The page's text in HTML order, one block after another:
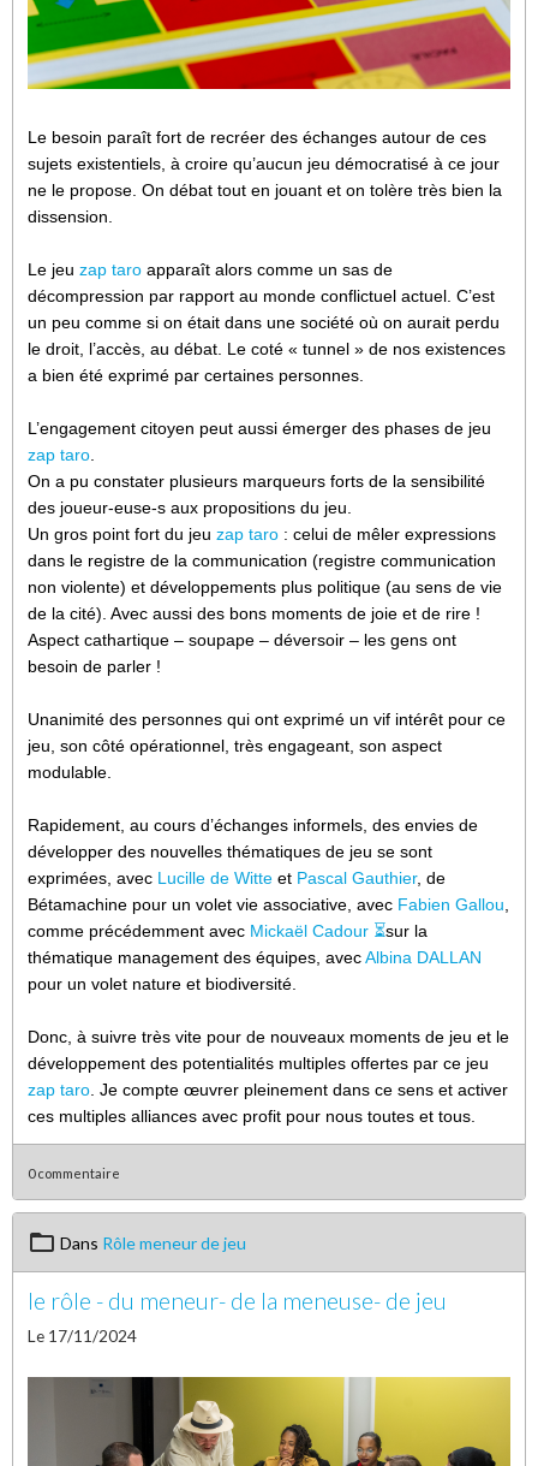
Le besoin paraît fort de recréer des échanges autour de ces
sujets existentiels, à croire qu’aucun jeu démocratisé à ce jour
ne le propose. On débat tout en jouant et on tolère très bien la
dissension.
Le jeu zap taro apparaît alors comme un sas de
décompression par rapport au monde conflictuel actuel. C’est
un peu comme si on était dans une société où on aurait perdu
le droit, l’accès, au débat. Le coté « tunnel » de nos existences
a bien été exprimé par certaines personnes.
L’engagement citoyen peut aussi émerger des phases de jeu
zap taro
On a pu constater plusieurs marqueurs forts de la sensibilité
des joueur-euse-s aux propositions du jeu.
Un gros point fort du jeu zap taro : celui de mêler expressions
dans le registre de la communication (registre communication
non violente) et développements plus politique (au sens de vie
de la cité). Avec aussi des bons moments de joie et de rire !
Aspect cathartique – soupape – déversoir – les gens ont
besoin de parler !
Unanimité des personnes qui ont exprimé un vif intérêt pour ce
jeu, son côté opérationnel, très engageant, son aspect
modulable.
Rapidement, au cours d’échanges informels, des envies de
développer des nouvelles thématiques de jeu se sont
exprimées, avec Lucille de Witte et Pascal Gauthier, de
Bétamachine pour un volet vie associative, avec Fabien Gallou
comme précédemment avec Mickaël Cadour ⏳sur la
thématique management des équipes, avecAlbina DALLAN
pour un volet nature et biodiversité.
Donc, à suivre très vite pour de nouveaux moments de jeu et le
développement des potentialités multiples offertes par ce jeu
zap taro . Je compte œuvrer pleinement dans ce sens et activer
ces multiples alliances avec profit pour nous toutes et tous.
0 commentaire
Dans Rôle meneur de jeu
le rôle - du meneur- de la meneuse- de jeu
Le 17/11/2024